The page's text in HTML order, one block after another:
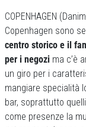
COPENHAGEN
Copenhagen sono
centro storico e il
per i negozi ma c’è
un giro per i
mangiare specialità
bar, soprattutto
come presenze la